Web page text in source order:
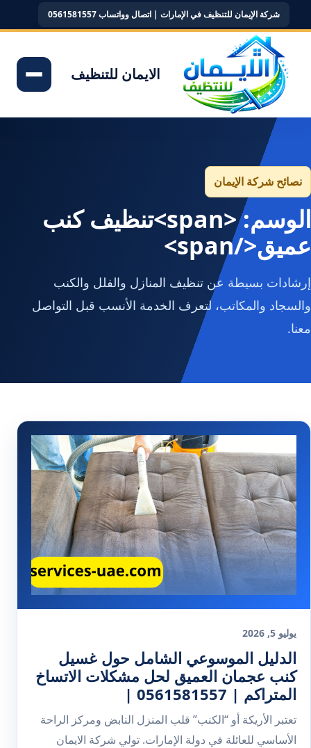
شركة الإيمان للتنظيف في الإمارات | اتصال وواتساب 0561581557
الايمان للتنظيف
نصائح شركة الإيمان
الوسم: <span>تنظيف كنب
عميق</span>
إرشادات بسيطة عن تنظيف المنازل والفلل والكنب
والسجاد والمكاتب، لتعرف الخدمة الأنسب قبل التواصل
معنا.
يوليو 5, 2026
الدليل الموسوعي الشامل حول غسيل
كنب عجمان العميق لحل مشكلات الاتساخ
المتراكم | 0561581557 |
تعتبر الأريكة أو “الكنب” قلب المنزل النابض ومركز الراحة
الأساسي للعائلة في دولة الإمارات. تولي شركة الايمان